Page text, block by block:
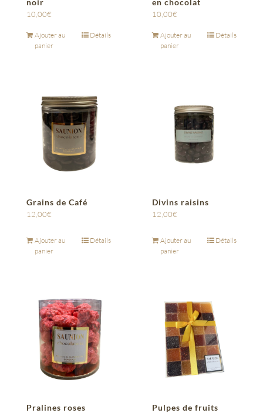
noir
10,00€
Ajouter au
panier
Détails
en chocolat
10,00€
Ajouter au
panier
Détails
Grains de Café
12,00€
Ajouter au
panier
Détails
Divins raisins
12,00€
Ajouter au
panier
Détails
Pralines roses Pulpes de fruits